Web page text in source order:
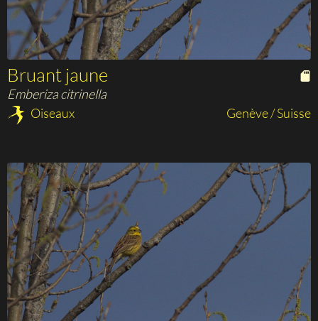
Bruant jaune
Emberiza citrinella
Oiseaux
Genève / Suisse